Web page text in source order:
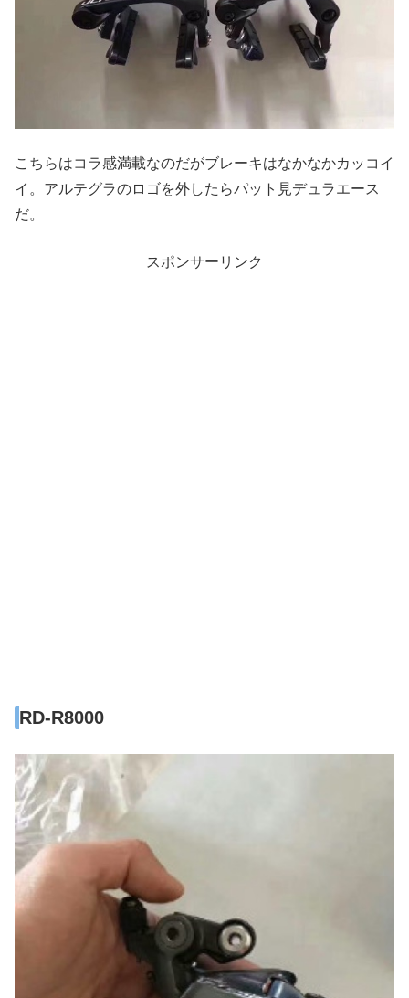
こちらはコラ感満載なのだがブレーキはなかなかカッコイ
イ。アルテグラのロゴを外したらパット見デュラエース
だ。
スポンサーリンク
RD-R8000